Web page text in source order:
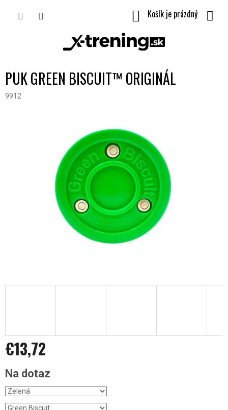
NÁKUPNÝ
PUK GREEN BISCUIT™ ORIGINÁL
9912
€13,72
Jednotková
cena:
Na dotaz